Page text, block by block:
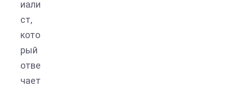
иали
ст,
кото
рый
отве
чает